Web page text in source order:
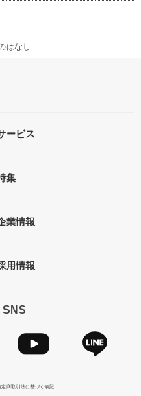
はなし
ービス
集
業情報
用情報
SNS
定商取引法に基づく表記